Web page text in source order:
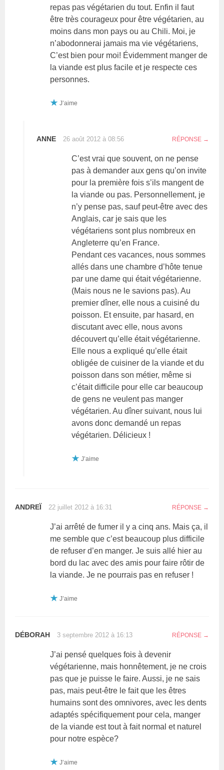
repas pas végétarien du tout. Enfin il faut
être très courageux pour être végétarien, au
moins dans mon pays ou au Chili. Moi, je
n’abodonnerai jamais ma vie végétariens,
C’est bien pour moi! Évidemment manger de
la viande est plus facile et je respecte ces
personnes.
J’aime
ANNE 26 août 2012 à 08:56 RÉPONSE
C’est vrai que souvent, on ne pense
pas à demander aux gens qu’on invite
pour la première fois s’ils mangent de
la viande ou pas. Personnellement, je
n’y pense pas, sauf peut-être avec des
Anglais, car je sais que les
végétariens sont plus nombreux en
Angleterre qu’en France.
Pendant ces vacances, nous sommes
allés dans une chambre d’hôte tenue
par une dame qui était végétarienne.
(Mais nous ne le savions pas). Au
premier dîner, elle nous a cuisiné du
poisson. Et ensuite, par hasard, en
discutant avec elle, nous avons
découvert qu’elle était végétarienne.
Elle nous a expliqué qu’elle était
obligée de cuisiner de la viande et du
poisson dans son métier, même si
c’était difficile pour elle car beaucoup
de gens ne veulent pas manger
végétarien. Au dîner suivant, nous lui
avons donc demandé un repas
végétarien. Délicieux !
J’aime
ANDREÏ 22 juillet 2012 à 16:31 RÉPONSE
J’ai arrêté de fumer il y a cinq ans. Mais ça, il
me semble que c’est beaucoup plus difficile
de refuser d’en manger. Je suis allé hier au
bord du lac avec des amis pour faire rôtir de
la viande. Je ne pourrais pas en refuser !
J’aime
DÉBORAH 3 septembre 2012 à 16:13 RÉPONSE
J’ai pensé quelques fois à devenir
végétarienne, mais honnêtement, je ne crois
pas que je puisse le faire. Aussi, je ne sais
pas, mais peut-être le fait que les êtres
humains sont des omnivores, avec les dents
adaptés spécifiquement pour cela, manger
de la viande est tout à fait normal et naturel
pour notre espèce?
J’aime